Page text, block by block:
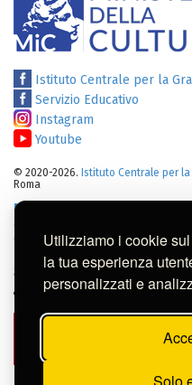
Utilizziamo i cookie
la tua esperienza
personalizzati e
Istituto Centrale per la
Servizio Educativo
Instagram
Youtube
© 2020-2026. Istituto Centrale per la
Roma
Note legali
altro materiale pubblicato su
diritto di autore.
gr@cultura.gov.it